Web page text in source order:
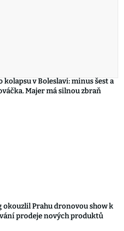
kolapsu v Boleslavi: minus šest a
Majer má silnou zbraň
okouzlil Prahu dronovou show k
prodeje nových produktů